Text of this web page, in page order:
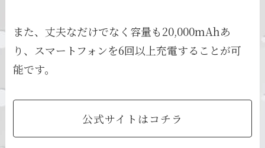
また、丈夫なだけでなく容量も20,000mAhあ
り、スマートフォンを6回以上充電することが可
能です。
公式サイトはコチラ